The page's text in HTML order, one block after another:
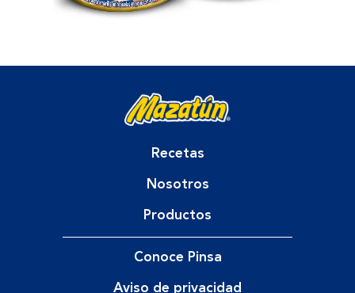
Recetas
Nosotros
Productos
Conoce Pinsa
Aviso de privacidad